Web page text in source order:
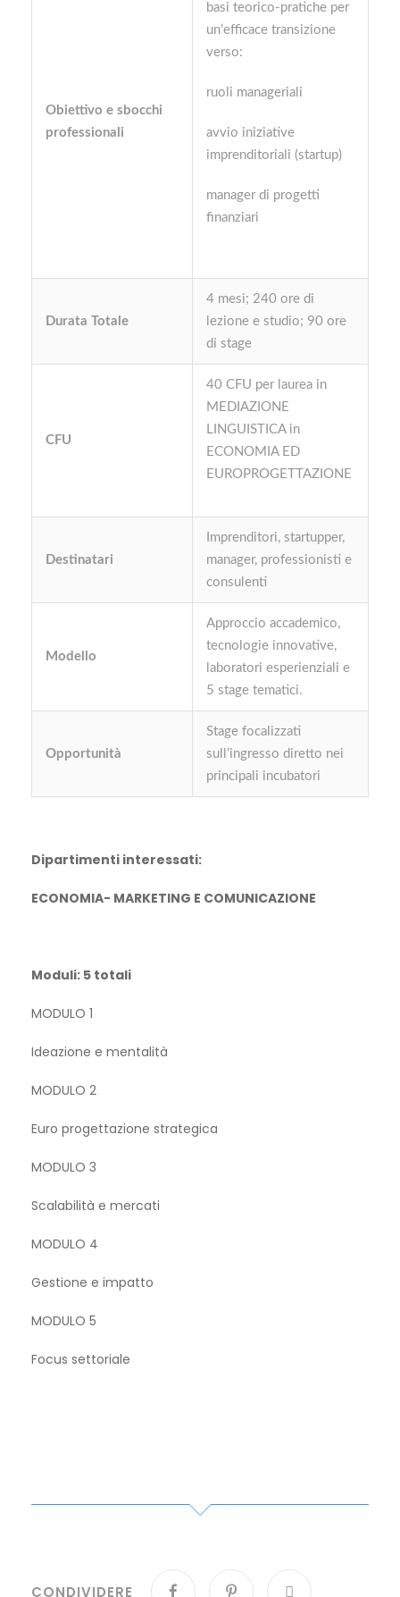
Obiettivo e sbocchi
professionali
basi teorico-pratiche per
un’efficace transizione
verso:
ruoli manageriali
avvio iniziative
imprenditoriali (startup)
manager di progetti
finanziari
Durata Totale
4 mesi; 240 ore di
lezione e studio; 90 ore
di stage
CFU
40 CFU per laurea in
MEDIAZIONE
LINGUISTICA in
ECONOMIA ED
EUROPROGETTAZIONE
Destinatari
Imprenditori, startupper,
manager, professionisti e
consulenti
Modello
Approccio accademico,
tecnologie innovative,
laboratori esperienziali e
5 stage tematici.
Opportunità
Stage focalizzati
sull’ingresso diretto nei
principali incubatori
Dipartimenti interessati:
ECONOMIA- MARKETING E COMUNICAZIONE
Moduli: 5 totali
MODULO 1
Ideazione e mentalità
MODULO 2
Euro progettazione strategica
MODULO 3
Scalabilità e mercati
MODULO 4
Gestione e impatto
MODULO 5
Focus settoriale
CONDIVIDERE